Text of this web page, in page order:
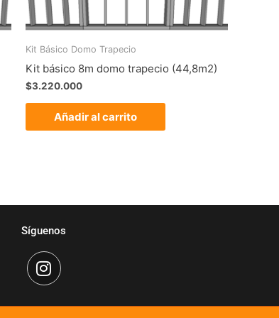
Kit Básico Domo Trapecio
Kit básico 8m domo trapecio (44,8m2)
$3.220.000
Añadir al carrito
Síguenos
I
n
t